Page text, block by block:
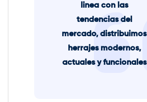
linea con las
tendencias del
mercado, distribuimos
herrajes modernos,
actuales y funcionales